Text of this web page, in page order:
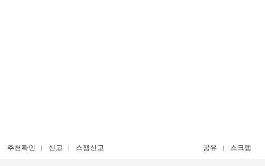
추천확인 신고 스팸신고 공유 스크랩